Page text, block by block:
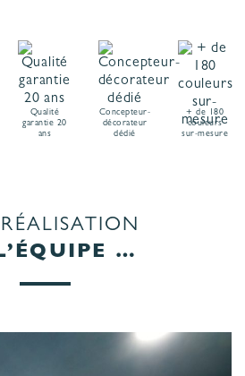
Qualité
garantie 20
ans
Concepteur-
décorateur
dédié
+ de 180
couleurs
sur-mesure
…